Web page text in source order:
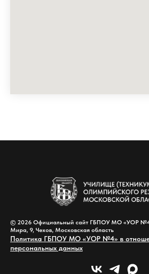
© 2026 Официальный сайт ГБПОУ МО «УОР
Мира, 9, Чехов, Московская область
Политика ГБПОУ МО «УОР №4» в
персональных данных